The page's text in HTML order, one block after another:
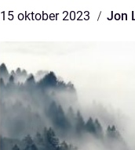
15 oktober 2023 Jon